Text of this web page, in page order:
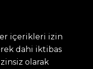
içerikleri izin
dahi iktibas
olarak